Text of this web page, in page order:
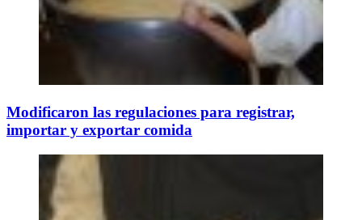
Modificaron las regulaciones para registrar,
importar y exportar comida